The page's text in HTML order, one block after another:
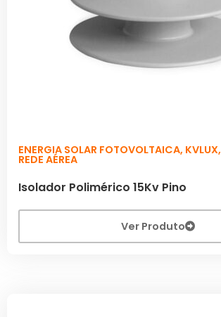
ENERGIA SOLAR FOTOVOLTAICA, KVLUX,
REDE AÉREA
Isolador Polimérico 15Kv Pino
Ver Produto